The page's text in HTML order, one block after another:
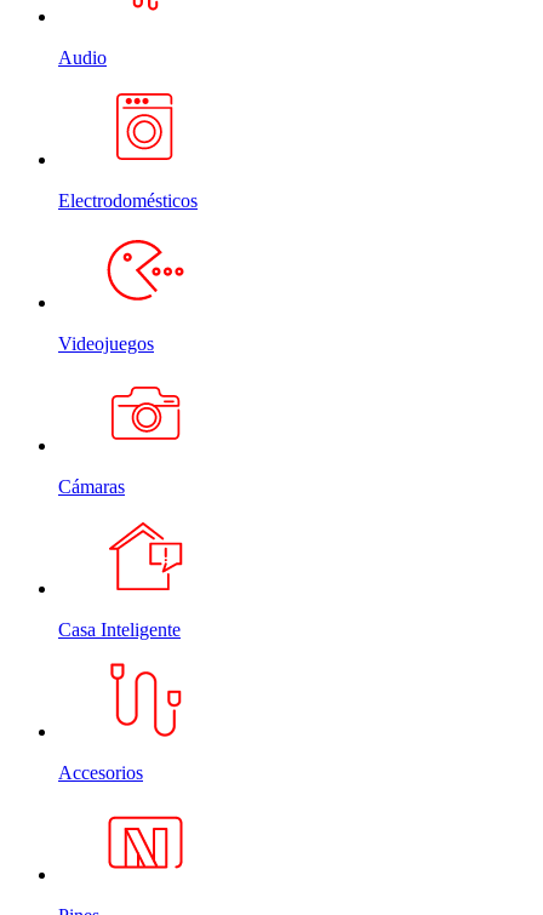
Audio
Electrodomésticos
Videojuegos
Cámaras
Casa Inteligente
Accesorios